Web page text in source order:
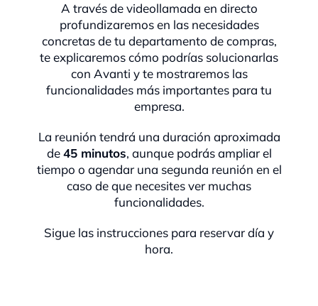
A través de videollamada en directo
profundizaremos en las necesidades
concretas de tu departamento de compras,
te explicaremos cómo podrías solucionarlas
con Avanti y te mostraremos las
funcionalidades más importantes para tu
empresa.
La reunión tendrá una duración aproximada
de45 minutos, aunque podrás ampliar el
tiempo o agendar una segunda reunión en el
caso de que necesites ver muchas
funcionalidades.
Sigue las instrucciones para reservar día y
hora.